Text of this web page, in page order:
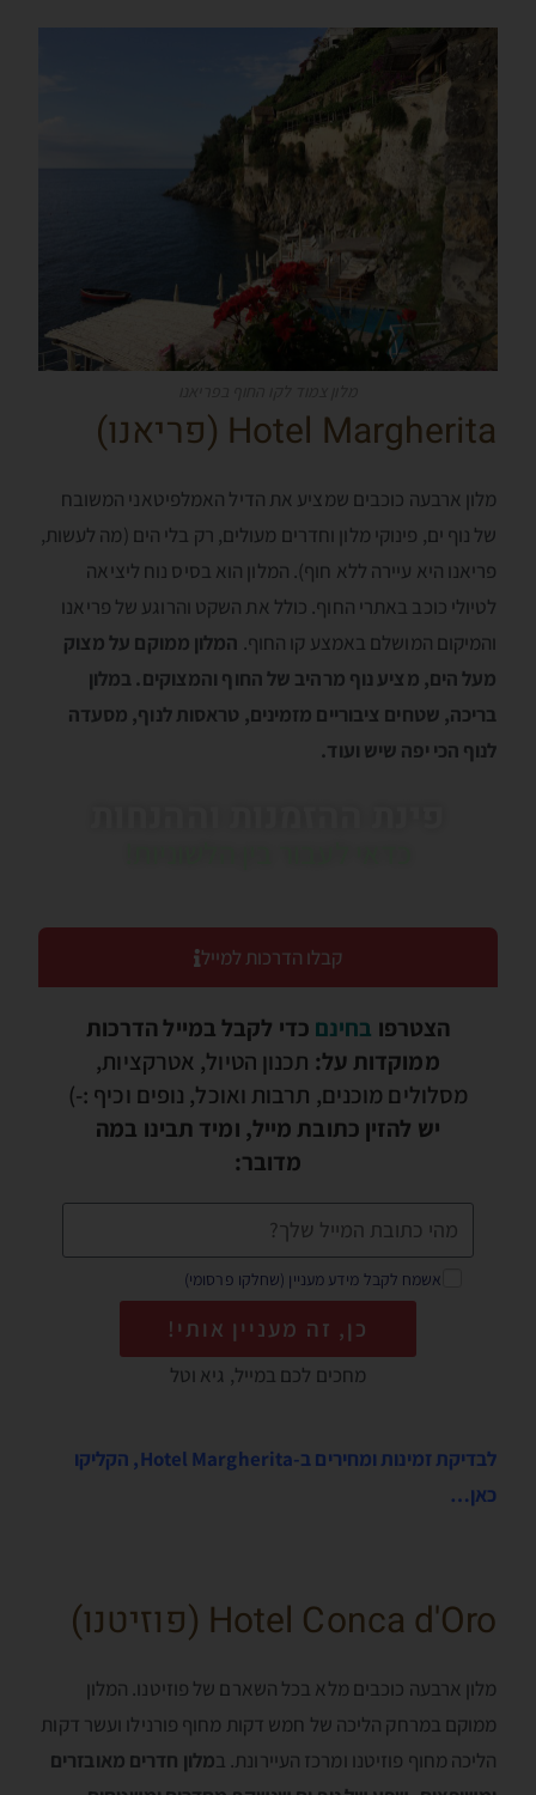
Hotel Margherita (פריאנו)
מלון ארבעה כוכבים שמציע את הדיל האמלפיטאני המשובח
של נוף ים, פינוקי מלון וחדרים מעולים, רק בלי הים (מה לעשות,
פריאנו היא עיירה ללא חוף). המלון הוא בסיס נוח ליציאה
לטיולי כוכב באתרי החוף. כולל את השקט והרוגע של פריאנו
והמיקום המושלם באמצע קו החוף. המלון ממוקם על מצוק
מעל הים, מציע נוף מרהיב של החוף והמצוקים. במלון
בריכה, שטחים ציבוריים מזמינים, טראסות לנוף, מסעדה
לנוף הכי יפה שיש ועוד.
קבלו הדרכות למייל
הצטרפו בחינם כדי לקבל במייל הדרכות
ממוקדות על: תכנון הטיול, אטרקציות,
מסלולים מוכנים, תרבות ואוכל, נופים וכיף :-)
יש להזין כתובת מייל, ומיד תבינו במה
מדובר:
אשמח לקבל מידע מעניין (שחלקו פרסומי)
כן, זה מעניין אותי!
מחכים לכם במייל, גיא וטל
לבדיקת זמינות ומחירים ב-Hotel Margherita, הקליקו
כאן…
Hotel Conca d'Oro (פוזיטנו)
מלון ארבעה כוכבים מלא בכל השארם של פוזיטנו. המלון
ממוקם במרחק הליכה של חמש דקות מחוף פורנילו ועשר דקות
הליכה מחוף פוזיטנו ומרכז העיירונת. במלון חדרים מאובזרים